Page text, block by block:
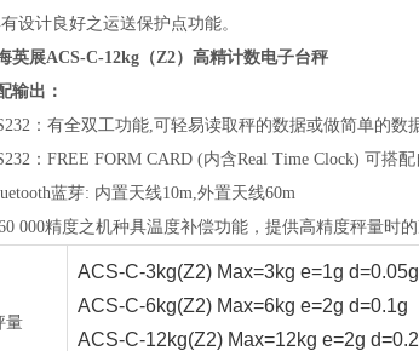
有设计良好之运送保护点功能。
英展ACS-C-12kg（Z2）高精计数电子台秤
输出：
：有全双工功能,可轻易读取秤的数据或做简单的数
：FREE FORM CARD (内含Real Time Clock) 可搭
蓝芽: 内置天线10m,外置天线60m
000精度之机种具温度补偿功能，提供高精度秤量时
量
ACS-C-3kg(Z2) Max=3kg e=1g d=0.05g
ACS-C-6kg(Z2) Max=6kg e=2g d=0.1g
ACS-C-12kg(Z2) Max=12kg e=2g